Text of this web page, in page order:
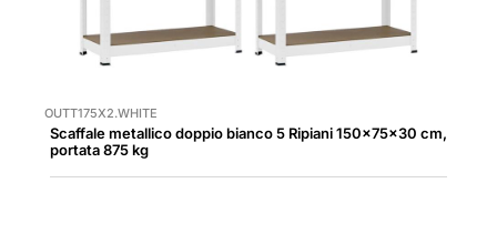
OUTT175X2.WHITE
Scaffale metallico doppio bianco 5 Ripiani 150x75x30 cm,
portata 875 kg